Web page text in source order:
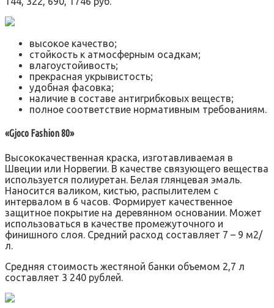
высокое качество;
стойкость к атмосферным осадкам;
влагоустойивость;
прекрасная укрывистость;
удобная фасовка;
наличие в составе антигрибковых веществ;
полное соответствие нормативным требованиям.
«Gjoco Fashion 80»
Высококачественная краска, изготавливаемая в
Швеции или Норвегии. В качестве связующего вещества
используется полиуретан. Белая глянцевая эмаль.
Наносится валиком, кистью, распылителем с
интервалом в 6 часов. Формирует качественное
защитное покрытие на деревянном основании. Может
использоваться в качестве промежуточного и
финишного слоя. Средний расход составляет 7 – 9 м2/
л.
Средняя стоимость жестяной банки объемом 2,7 л
составляет 3 240 рублей.